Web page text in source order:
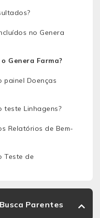
no Genera
Genera Farma?
painel Doenças
teste Linhagens?
Relatórios de Bem-
Teste de
Parentes